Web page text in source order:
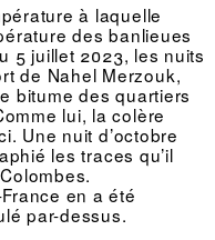
à laquelle
des banlieues
5 juillet 2023, les nuits
de Nahel Merzouk,
bitume des quartiers
lui, la colère
Une nuit d’octobre
les traces qu’il
en a été
par-dessus.